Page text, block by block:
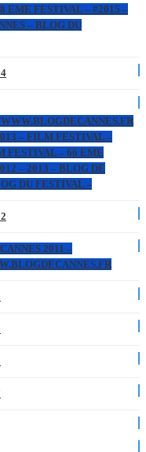
EME FESTIVAL – #2015 –
– BLOG DU
– FILM FESTIVAL –
FESTIVAL – 66 EME
– 2013 – BLOG DE
DU FESTIVAL –
CANNES 2011 –